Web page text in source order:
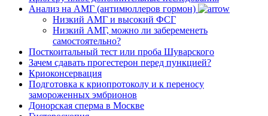
Анализ на АМГ (антимюллеров гормон)
Низкий АМГ и высокий ФСГ
Низкий АМГ, можно ли забеременеть
самостоятельно?
Посткоитальный тест или проба Шуварского
Зачем сдавать прогестерон перед пункцией?
Криоконсервация
Подготовка к криопротоколу и к переносу
замороженных эмбрионов
Донорская сперма в Москве